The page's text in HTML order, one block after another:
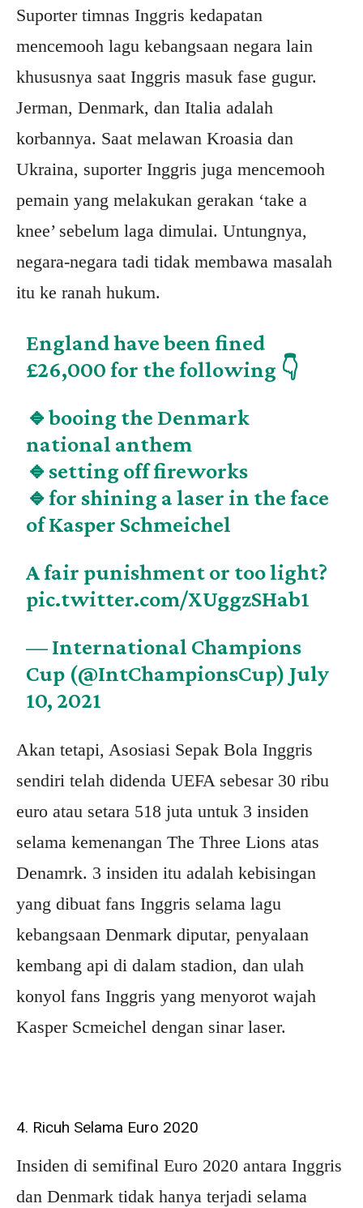
Suporter timnas Inggris kedapatan
mencemooh lagu kebangsaan negara lain
khususnya saat Inggris masuk fase gugur.
Jerman, Denmark, dan Italia adalah
korbannya. Saat melawan Kroasia dan
Ukraina, suporter Inggris juga mencemooh
pemain yang melakukan gerakan ‘take a
knee’ sebelum laga dimulai. Untungnya,
negara-negara tadi tidak membawa masalah
itu ke ranah hukum.
England have been fined
£26,000 for the following 👇
🔹booing the Denmark
national anthem
🔹setting off fireworks
🔹for shining a laser in the face
of Kasper Schmeichel
A fair punishment or too light?
pic.twitter.com/XUggzSHab1
— International Champions
Cup (@IntChampionsCup) July
10, 2021
Akan tetapi, Asosiasi Sepak Bola Inggris
sendiri telah didenda UEFA sebesar 30 ribu
euro atau setara 518 juta untuk 3 insiden
selama kemenangan The Three Lions atas
Denamrk. 3 insiden itu adalah kebisingan
yang dibuat fans Inggris selama lagu
kebangsaan Denmark diputar, penyalaan
kembang api di dalam stadion, dan ulah
konyol fans Inggris yang menyorot wajah
Kasper Scmeichel dengan sinar laser.
4. Ricuh Selama Euro 2020
Insiden di semifinal Euro 2020 antara Inggris
dan Denmark tidak hanya terjadi selama